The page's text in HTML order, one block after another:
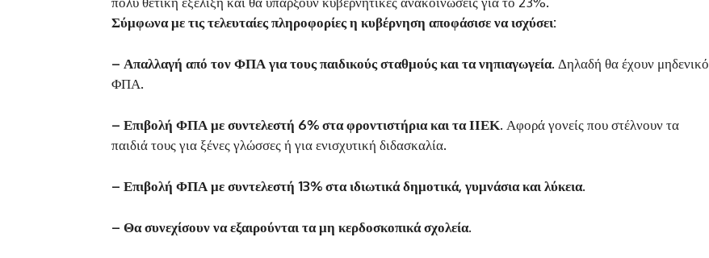
Σύμφωνα με τις τελευταίες πληροφορίες η κυβέρνηση αποφάσισε να ισχύσει:
– Απαλλαγή από τον ΦΠΑ για τους παιδικούς σταθμούς και τα νηπιαγωγεία. Δηλαδή θα έχουν μηδενικό
ΦΠΑ.
– Επιβολή ΦΠΑ με συντελεστή 6% στα φροντιστήρια και τα ΙΙΕΚ. Αφορά γονείς που στέλνουν τα
παιδιά τους για ξένες γλώσσες ή για ενισχυτική διδασκαλία.
– Επιβολή ΦΠΑ με συντελεστή 13% στα ιδιωτικά δημοτικά, γυμνάσια και λύκεια.
– Θα συνεχίσουν να εξαιρούνται τα μη κερδοσκοπικά σχολεία.